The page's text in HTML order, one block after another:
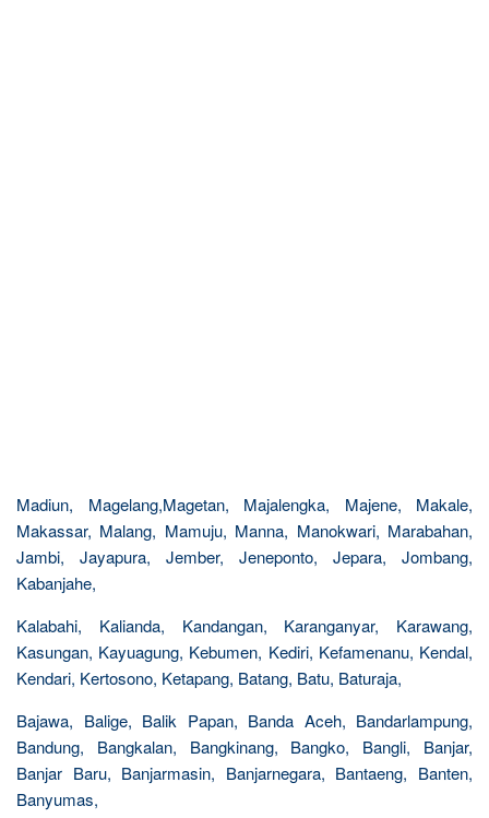
Madiun, Magelang,Magetan, Majalengka, Majene, Makale,
Makassar, Malang, Mamuju, Manna, Manokwari, Marabahan,
Jambi, Jayapura, Jember, Jeneponto, Jepara, Jombang,
Kabanjahe,
Kalabahi, Kalianda, Kandangan, Karanganyar, Karawang,
Kasungan, Kayuagung, Kebumen, Kediri, Kefamenanu, Kendal,
Kendari, Kertosono, Ketapang, Batang, Batu, Baturaja,
Bajawa, Balige, Balik Papan, Banda Aceh, Bandarlampung,
Bandung, Bangkalan, Bangkinang, Bangko, Bangli, Banjar,
Banjar Baru, Banjarmasin, Banjarnegara, Bantaeng, Banten,
Banyumas,